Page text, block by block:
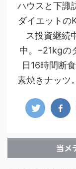
ハウスと下諏
ダイエットの
ス投資継続
中。−21kgの
日16時間断
素焼きナッツ
当メ